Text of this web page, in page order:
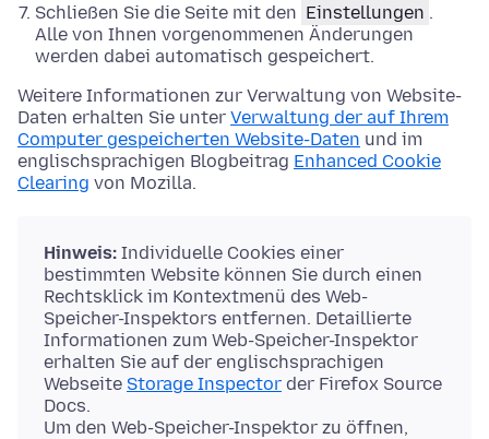
Schließen Sie die Seite mit den Einstellungen .
Alle von Ihnen vorgenommenen Änderungen
werden dabei automatisch gespeichert.
Weitere Informationen zur Verwaltung von Website-
Daten erhalten Sie unter Verwaltung der auf Ihrem
Computer gespeicherten Website-Daten und im
englischsprachigen Blogbeitrag Enhanced Cookie
Clearing von Mozilla.
Hinweis: Individuelle Cookies einer
bestimmten Website können Sie durch einen
Rechtsklick im Kontextmenü des Web-
Speicher-Inspektors entfernen. Detaillierte
Informationen zum Web-Speicher-Inspektor
erhalten Sie auf der englischsprachigen
Webseite Storage Inspector der Firefox Source
Docs.
Um den Web-Speicher-Inspektor zu öffnen,